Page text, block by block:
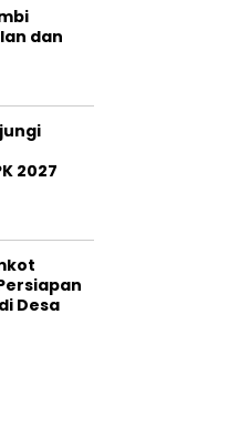
dan
2027
Desa